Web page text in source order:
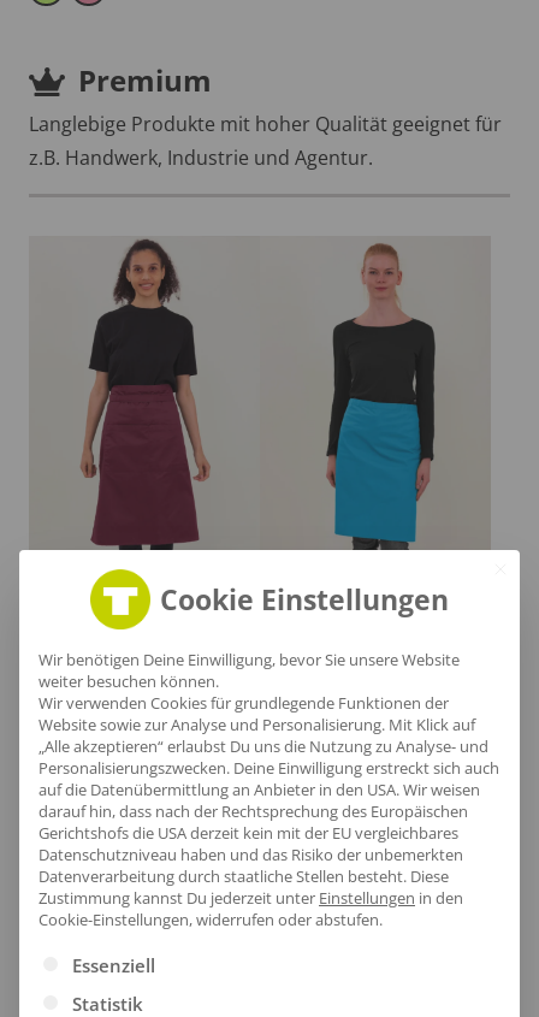
Premium
Langlebige Produkte mit hoher Qualität geeignet für
z.B. Handwerk, Industrie und Agentur.
15,47 € /Stk.
ab11,71€ /Stk.
Nachhaltig
Ökologische Produkte mit Bio-Zertifizierung oder mit
recycelte Materialien hergestellt.
Cookie Einstellungen
Wir benötigen Deine Einwilligung, bevor Sie unsere Website
weiter besuchen können.
Wir verwenden Cookies für grundlegende Funktionen der
Website sowie zur Analyse und Personalisierung. Mit Klick auf
„Alle akzeptieren“ erlaubst Du uns die Nutzung zu Analyse- und
Personalisierungszwecken. Deine Einwilligung erstreckt sich auch
auf die Datenübermittlung an Anbieter in den USA. Wir weisen
darauf hin, dass nach der Rechtsprechung des Europäischen
Gerichtshofs die USA derzeit kein mit der EU vergleichbares
Datenschutzniveau haben und das Risiko der unbemerkten
Datenverarbeitung durch staatliche Stellen besteht. Diese
Zustimmung kannst Du jederzeit unter Einstellungen in den
Cookie-Einstellungen, widerrufen oder abstufen.
Es folgt eine Liste der Service-Gruppen, für die eine
Essenziell
Statistik